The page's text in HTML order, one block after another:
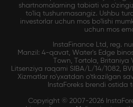
shartnomalarning tabiati va
to'liq tushunmasangiz. Ushbu
investorlar uchun mos bo'lishi
uchun mos
InstaFinance Ltd, reg.
Manzil: 4-qavat, Water's Edge
Town, Tortola, Britaniya
Litsenziya raqami SIBA/L/14/1082,
Xizmatlar ro'yxatdan o'tkazilgan
InstaForeks brendi ostida
Copyright © 2007-2026